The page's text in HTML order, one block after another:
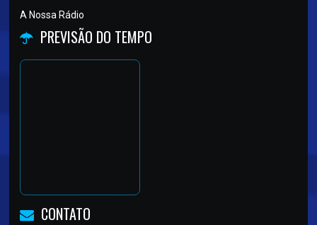
A Nossa Rádio
PREVISÃO DO TEMPO
CONTATO